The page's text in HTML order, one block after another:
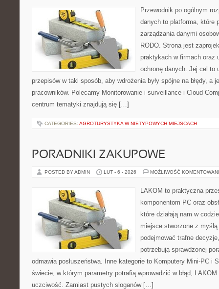
Przewodnik po ogólnym
danych to platforma, które
zarządzania danymi
RODO. Strona jest
praktykach w firmach oraz
ochronę danych. Jej cel to
przepisów w taki sposób, aby wdrożenia były spójne na błędy, a
pracowników. Polecamy Monitorowanie i surveillance i Cloud
centrum tematyki znajdują się […]
CATEGORIES: AGROTURYSTYKA W NIETYPOWYCH MIEJSCACH
PORADNIKI ZAKUPOWE
POSTED BY ADMIN LUT - 6 - 2026 MOŻLIWOŚĆ
LAKOM to praktyczna
komponentom PC oraz
które działają nam w
miejsce stworzone z
podejmować trafne
potrzebują sprawdzonej
odmawia posłuszeństwa. Inne kategorie to Komputery Mini-PC i
świecie, w którym parametry potrafią wprowadzić w błąd,
uczciwość. Zamiast pustych sloganów […]